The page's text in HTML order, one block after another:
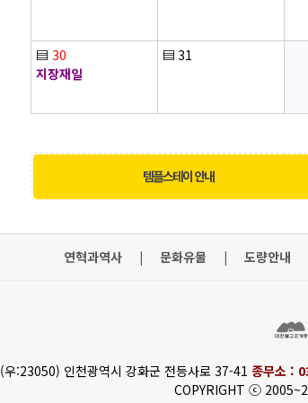
▤ 30
지장재일
▤ 31
템플스테이 안내
연혁과역사 | 문화유물 | 도량안내
(우:23050) 인천광역시 강화군 전등사로 37-41 종무소 :
COPYRIGHT ⓒ